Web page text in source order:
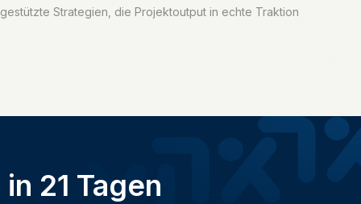
Strategien, die Projektoutput in echte Traktion
21 Tagen